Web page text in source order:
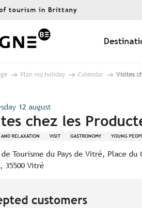
tourism in Brittany
Plan my holiday Calendar Visites
12 august
chez les
AND RELAXATION VISIT GASTRONOMY YOUNG
Tourisme du Pays de Vitré, Place du
35500 Vitré
customers